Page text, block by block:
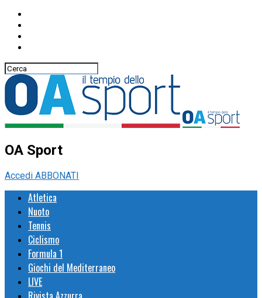
OA Sport
Accedi ABBONATI
Atletica
Nuoto
Tennis
Ciclismo
Formula 1
Giochi del Mediterraneo
LIVE